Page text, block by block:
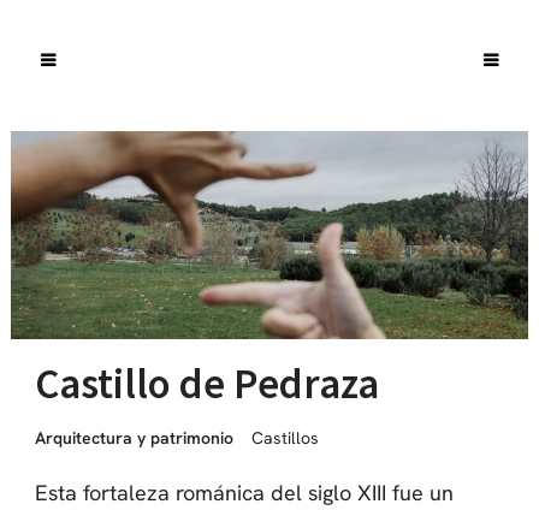
Castillo de Pedraza
Arquitectura y patrimonio Castillos
Esta fortaleza románica del siglo XIII fue un